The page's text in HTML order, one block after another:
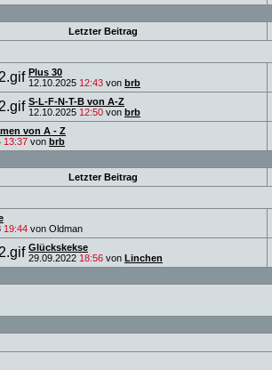
Letzter Beitrag
Plus 30
12.10.2025 12:43 von brb
S-L-F-N-T-B von A-Z
12.10.2025 12:50 von brb
von A - Z
13:37 von brb
Letzter Beitrag
19:44 von Oldman
Glückskekse
29.09.2022 18:56 von Linchen